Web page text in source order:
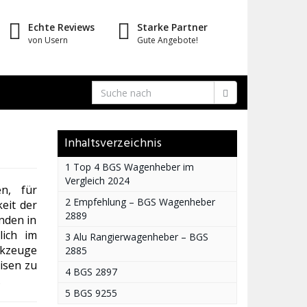
Echte Reviews
von Usern
Starke Partner
Gute Angebote!
für
der
in
im
zu
Inhaltsverzeichnis
1 Top 4 BGS Wagenheber im
Vergleich 2024
2 Empfehlung – BGS Wagenheber
2889
3 Alu Rangierwagenheber – BGS
2885
4 BGS 2897
5 BGS 9255